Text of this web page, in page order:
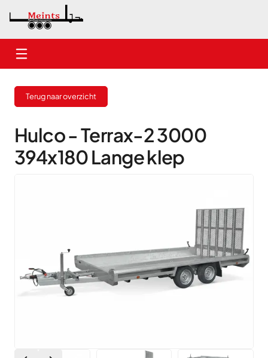
Nieuwe aanhangwagens
Gebruikte aanhangwagens
Verhuur
Terug naar overzicht
Hulco - Terrax-2 3000
394x180 Lange klep